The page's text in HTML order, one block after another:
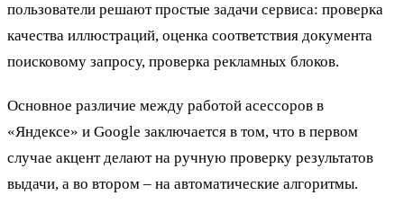
пользователи решают простые задачи сервиса: проверка
качества иллюстраций, оценка соответствия документа
поисковому запросу, проверка рекламных блоков.
Основное различие между работой асессоров в
«Яндексе» и Google заключается в том, что в первом
случае акцент делают на ручную проверку результатов
выдачи, а во втором – на автоматические алгоритмы.